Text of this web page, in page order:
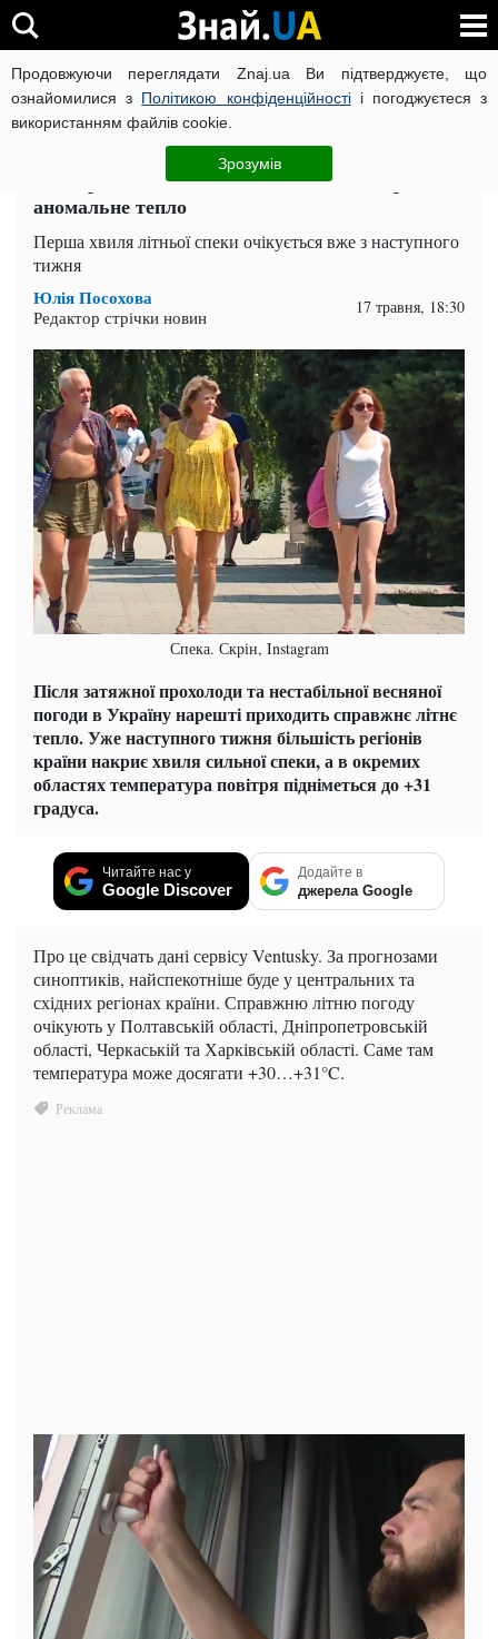
Продовжуючи переглядати Znaj.ua Ви підтверджуєте, що
ознайомилися з Політикою конфіденційностіі погоджуєтеся з
використанням файлів cookie.
Зрозумів
ВІЙНА РОСІЇ ПРОТИ УКРАЇНИ КОРОНАВІРУС В УКРАЇНІ
ЧИТАТЬ НА РУССКОМ
Розжарить до +30 і вище: після дощів прийде
аномальне тепло
Перша хвиля літньої спеки очікується вже з наступного
тижня
Юлія Посохова
Редактор стрічки новин 17 травня, 18:30
Спека. Скрін, Instagram
Після затяжної прохолоди та нестабільної весняної
погоди в Україну нарешті приходить справжнє літнє
тепло. Уже наступного тижня більшість регіонів
країни накриє хвиля сильної спеки, а в окремих
областях температура повітря підніметься до +31
градуса.
Читайте нас у
Google Discover
Додайте в
джерела Google
Про це свідчать дані сервісу Ventusky. За прогнозами
синоптиків, найспекотніше буде у центральних та
східних регіонах країни. Справжню літню погоду
очікують у Полтавській області, Дніпропетровській
області, Черкаській та Харківській області. Саме там
температура може досягати +30…+31°C.